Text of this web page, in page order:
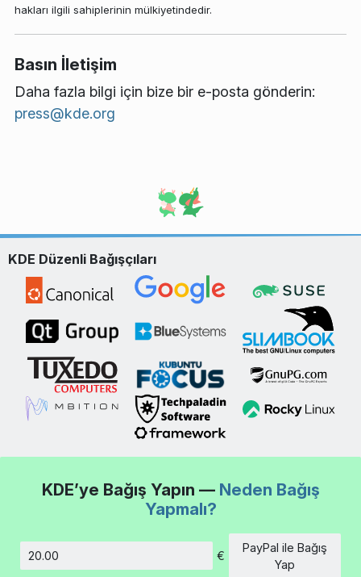
hakları ilgili sahiplerinin mülkiyetindedir.
Basın İletişim
Daha fazla bilgi için bize bir e-posta gönderin:
press@kde.org
KDE Düzenli Bağışçıları
KDE’ye Bağış Yapın — Neden Bağış
Yapmalı?
€
PayPal ile Bağış
Yap